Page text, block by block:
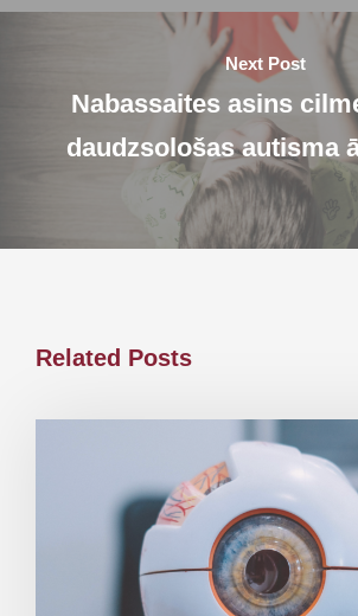
Next Post
Nabassaites asins
daudzsološas autisma
Related Posts